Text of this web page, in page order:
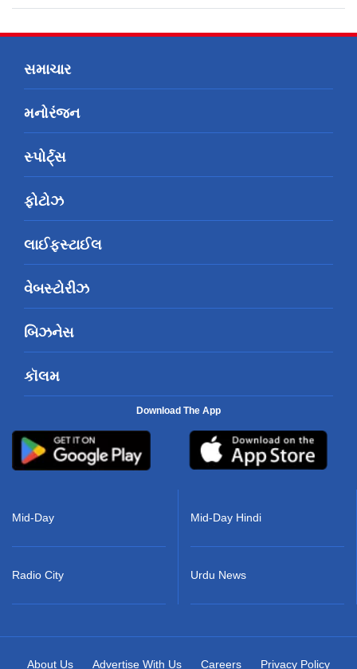
સમાચાર
મનોરંજન
સ્પોર્ટ્સ
ફોટોઝ
લાઈફસ્ટાઈલ
વેબસ્ટોરીઝ
બિઝનેસ
કૉલમ
Download The App
Mid-Day
Radio City
Mid-Day Hindi
Urdu News
About Us Advertise With Us Careers Privacy Policy